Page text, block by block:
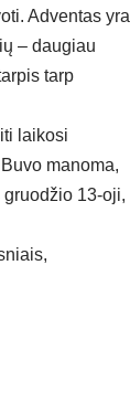
Adventas yra
– daugiau
tarp
laikosi
manoma,
13-oji,